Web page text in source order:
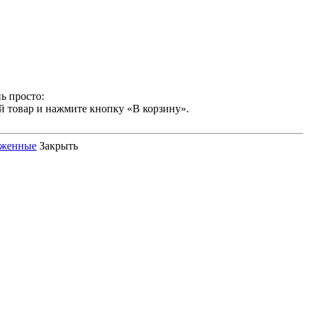
просто:
товар и нажмите кнопку «В корзину».
Закрыть